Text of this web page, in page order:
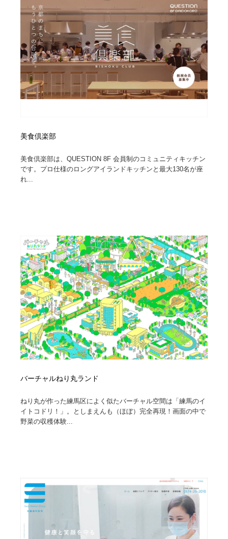
美食倶楽部
美食倶楽部は、QUESTION 8F 会員制のコミュニティキッチン
です。プロ仕様のロングアイランドキッチンと最大130名が座
れ...
バーチャルねり丸ランド
ねり丸が作った練馬区によく似たバーチャル空間は「練馬のイ
イトコドリ！」。としまえんも（ほぼ）完全再現！画面の中で
野菜の収穫体験...